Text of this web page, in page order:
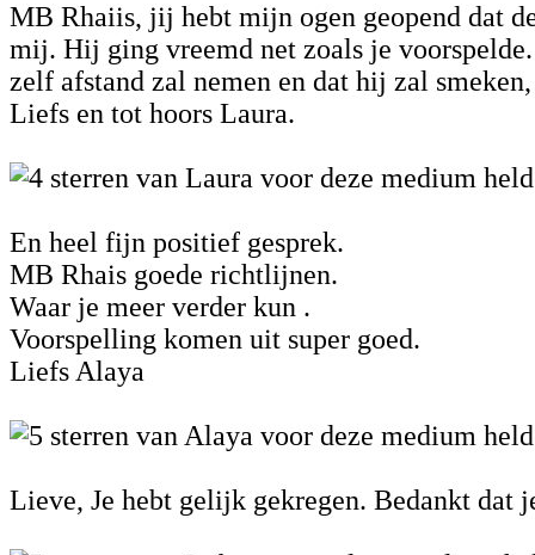
MB Rhaiis, jij hebt mijn ogen geopend dat
mij. Hij ging vreemd net zoals je
zelf afstand zal nemen en dat hij zal
Liefs en tot hoors Laura.
En heel fijn positief gesprek.
MB Rhais goede richtlijnen.
Waar je meer verder kun .
Voorspelling komen uit super goed.
Liefs Alaya
Lieve, Je hebt gelijk gekregen. Bedankt dat